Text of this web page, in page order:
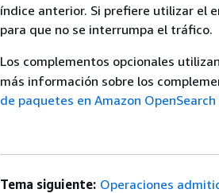
índice anterior. Si prefiere utilizar el
para que no se interrumpa el tráfico.
Los complementos opcionales
más información sobre los
de paquetes en Amazon OpenSearch
Tema siguiente: Operaciones